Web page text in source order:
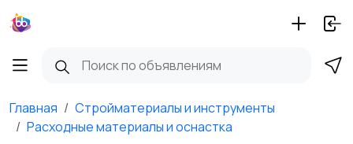
Главная
Стройматериалы и инструменты
Расходные материалы и оснастка